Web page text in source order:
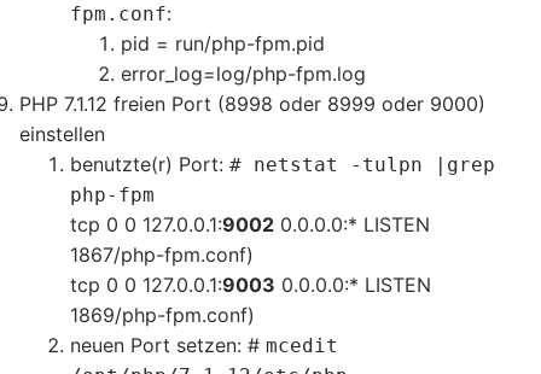
fpm.conf:
pid = run/php-fpm.pid
error_log=log/php-fpm.log
PHP 7.1.12 freien Port (8998 oder 8999 oder 9000)
einstellen
benutzte(r) Port: # netstat -tulpn |grep
php-fpm
tcp 0 0 127.0.0.1:90020.0.0.0:* LISTEN
1867/php-fpm.conf)
tcp 0 0 127.0.0.1:9003 0.0.0.0:* LISTEN
1869/php-fpm.conf)
neuen Port setzen: # mcedit